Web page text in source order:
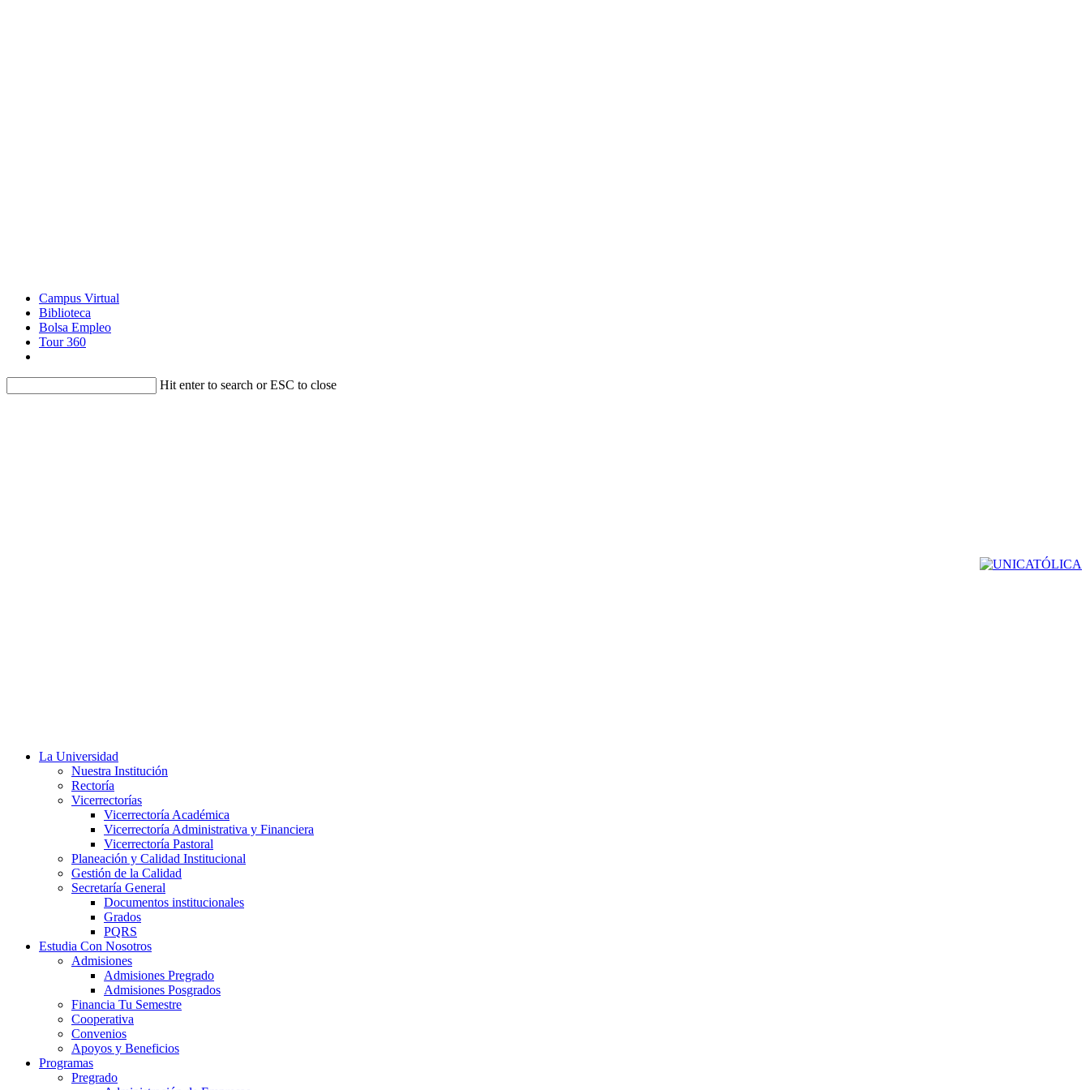
Campus Virtual
Biblioteca
Bolsa Empleo
Tour 360
Hit enter to search or ESC to close
La Universidad
Nuestra Institución
Rectoría
Vicerrectorías
Vicerrectoría Académica
Vicerrectoría Administrativa y Financiera
Vicerrectoría Pastoral
Planeación y Calidad Institucional
Gestión de la Calidad
Secretaría General
Documentos institucionales
Grados
PQRS
Estudia Con Nosotros
Admisiones
Admisiones Pregrado
Admisiones Posgrados
Financia Tu Semestre
Cooperativa
Convenios
Apoyos y Beneficios
Programas
Pregrado